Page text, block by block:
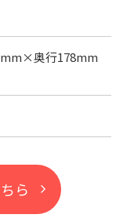
奥行178mm
ら